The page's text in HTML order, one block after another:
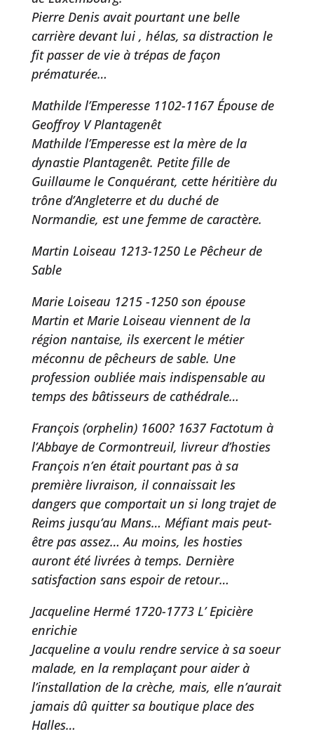
Pierre Denis avait pourtant une belle
carrière devant lui , hélas, sa distraction le
fit passer de vie à trépas de façon
prématurée…
Mathilde l’Emperesse 1102-1167 Épouse de
Geoffroy V Plantagenêt
Mathilde l’Emperesse est la mère de la
dynastie Plantagenêt. Petite fille de
Guillaume le Conquérant, cette héritière du
trône d’Angleterre et du duché de
Normandie, est une femme de caractère.
Martin Loiseau 1213-1250 Le Pêcheur de
Sable
Marie Loiseau 1215 -1250 son épouse
Martin et Marie Loiseau viennent de la
région nantaise, ils exercent le métier
méconnu de pêcheurs de sable. Une
profession oubliée mais indispensable au
temps des bâtisseurs de cathédrale…
François (orphelin) 1600? 1637 Factotum à
l’Abbaye de Cormontreuil, livreur d’hosties
François n’en était pourtant pas à sa
première livraison, il connaissait les
dangers que comportait un si long trajet de
Reims jusqu’au Mans… Méfiant mais peut-
être pas assez… Au moins, les hosties
auront été livrées à temps. Dernière
satisfaction sans espoir de retour…
Jacqueline Hermé 1720-1773 L’ Epicière
enrichie
Jacqueline a voulu rendre service à sa soeur
malade, en la remplaçant pour aider à
l’installation de la crèche, mais, elle n’aurait
jamais dû quitter sa boutique place des
Halles…